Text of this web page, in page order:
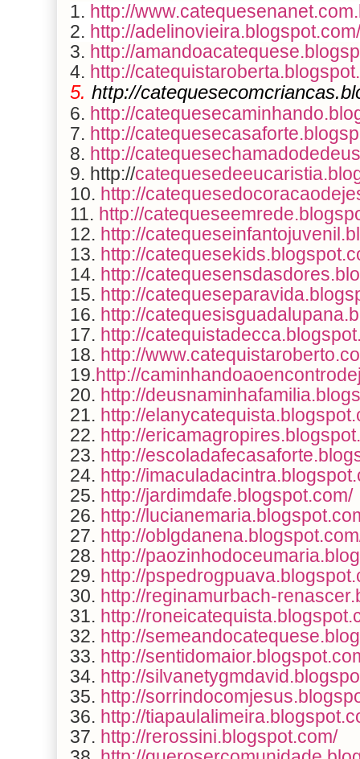
1. http://
2. http://adelinovieira.blogspot.com/
3. http://
4. http://
5. http://
6. http://
7. http://
8. http://
9. http://
10. http://
11. http://
12. http://
13. http://
14. http://
15. http://
16. http://
17. http://
18. http://
19.http://
20. http://
21. http://
22. http://
23. http://
24. http://
25. http://jardimdafe.blogspot.com/
26. http://
27. http://
28. http://
29. http://
30. http://reginamurbach-
31. http://
32. http://
33. http://
34. http://
35. http://
36. http://
37. http://rerossini.blogspot.com/